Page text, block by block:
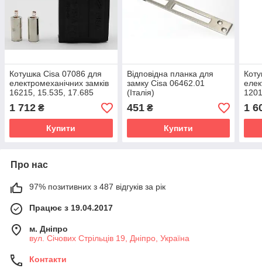
Котушка Cisa 07086 для
електромеханічних замків
16215, 15.535, 17.685
1 712 ₴
Купити
Відповідна планка для
замку Cisa 06462.01
(Італія)
451₴
Купити
1
Про нас
97% позитивних з 487 відгуків за рік
Працює з 19.04.2017
м. Дніпро
вул. Січових Стрільців 19, Дніпро, Україна
Контакти